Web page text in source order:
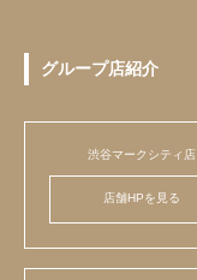
グループ店紹介
渋谷マークシティ店
店舗HPを見る